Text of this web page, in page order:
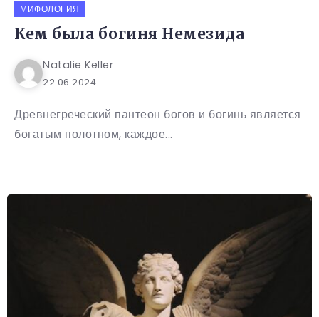
МИФОЛОГИЯ
Кем была богиня Немезида
Natalie Keller
22.06.2024
Древнегреческий пантеон богов и богинь является
богатым полотном, каждое...